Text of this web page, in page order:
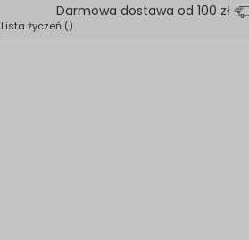
Darmowa dostawa od 100 zł
Lista życzeń ()